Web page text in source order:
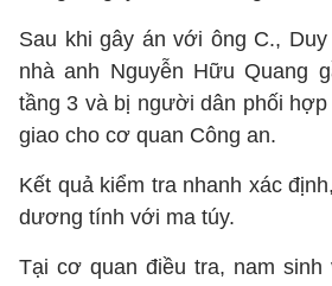
Sau khi gây án với ông C.,
nhà anh Nguyễn Hữu Quang
tầng 3 và bị người dân phối
giao cho cơ quan Công an.
Kết quả kiểm tra nhanh xác
dương tính với ma túy.
Tại cơ quan điều tra, nam sinh